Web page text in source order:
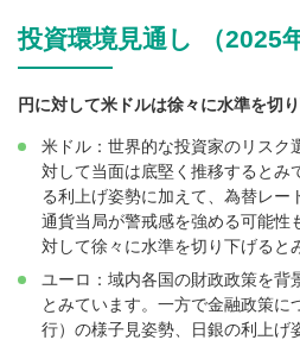
投資環境見通し （2025
円に対して米ドルは徐々に水準を切
米ドル：世界的な投資家のリスク
対して当面は底堅く推移するとみ
る利上げ姿勢に加えて、為替レー
通貨当局が警戒感を強める可能性
対して徐々に水準を切り下げると
ユーロ：域内各国の財政政策を背
とみています。一方で金融政策に
行）の様子見姿勢、日銀の利上げ